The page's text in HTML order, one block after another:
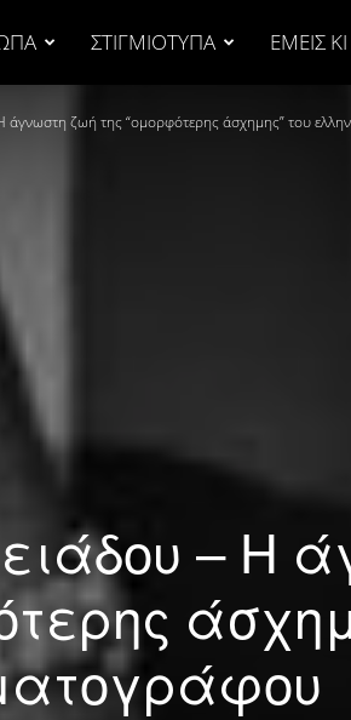
ΣΤΙΓΜΙΟΤΥΠΑ ΕΜΕΙΣ
άγνωστη ζωή της “ομορφότερης άσχημης” του
– Η